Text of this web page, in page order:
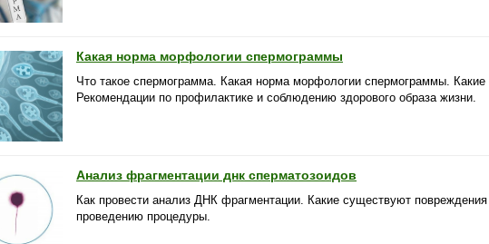
Какая норма морфологии спермограммы
Что такое спермограмма. Какая норма морфологии спермограммы. Какие
Рекомендации по профилактике и соблюдению здорового образа жизни.
Анализ фрагментации днк сперматозоидов
Как провести анализ ДНК фрагментации. Какие существуют
проведению процедуры.